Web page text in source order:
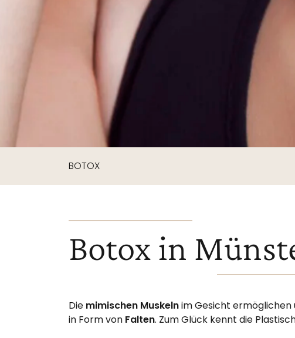
BOTOX
Botox in
Die mimischen Muskelnim Gesicht ermöglichen
in Form von Falten. Zum Glück kennt die